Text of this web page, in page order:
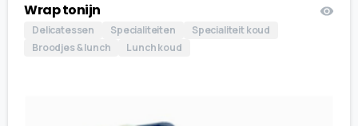
Wrap tonijn
Delicatessen Specialiteiten
Specialiteit koud
Broodjes & lunch
Lunch koud